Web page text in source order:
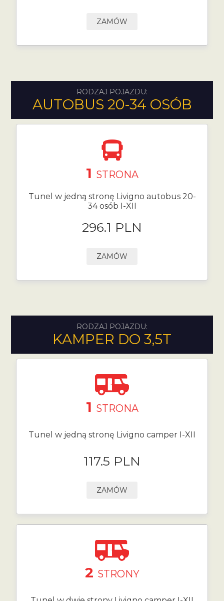
ZAMÓW
RODZAJ POJAZDU:
AUTOBUS 20-34 OSÓB
1 STRONA
Tunel w jedną stronę Livigno autobus 20-
34 osób I-XII
296.1 PLN
ZAMÓW
RODZAJ POJAZDU:
KAMPER DO 3,5T
1 STRONA
Tunel w jedną stronę Livigno camper I-XII
117.5 PLN
ZAMÓW
2 STRONY